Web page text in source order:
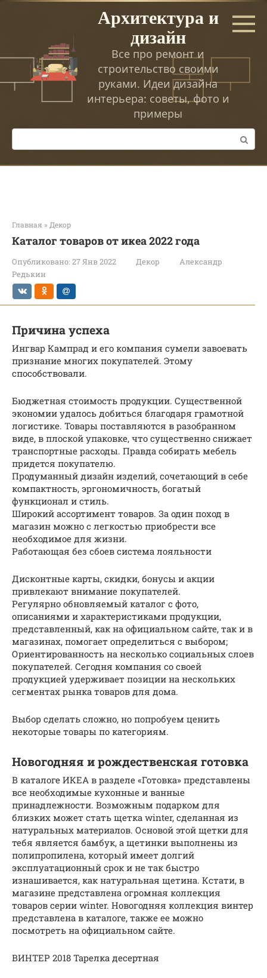
Перейти
Архитектура и
дизайн
Все про ремонт и
строительство своими
руками. Идеи дизайна
интерьера: советы, фото и
примеры
Поиск:
Главная » Декор
Каталог товаров от икеа 2022 года
Опубликовано: 27 Янв 2022 Декор
Александр
Редькин
Причина успеха
Ингвар Кампрад и его компания сумели завоевать
признание многих покупателей. Этому
способствовали.
Бюджетная стоимость продукции. Существенной
экономии удалось добиться благодаря грамотной
логистике. Товары поставляются в разобранном
виде, в плоской упаковке, что существенно снижает
транспортные расходы. Правда собирать мебель
придется покупателю.
Продуманный дизайн изделий, сочетающий в себе
компактность, эргономичность, богатый
функционал и стиль.
Широкий ассортимент товаров. За один поход в
магазин можно с легкостью приобрести все
необходимое для жизни.
Работающая без сбоев система лояльности
Дисконтные карты, скидки, бонусы и акции
привлекают внимание покупателей.
Регулярно обновляемый каталог с фото,
описаниями и характеристиками продукции,
представленный, как на официальном сайте, так и в
магазинах, помогает определиться с выбором;
Ориентированность на несколько социальных слоев
покупателей. Сегодня компания со своей
продукцией удерживает позиции на нескольких
сегментах рынка товаров для дома.
Выбор сделать сложно, но попробуем ценить
некоторые товары по категориям.
Новогодняя и рождественская готовка
В каталоге ИКЕА в разделе «Готовка» представлены
все необходимые кухонные и ванные
принадлежности. Возможным подарком для
близких может стать щетка winter, сделанная из
натуральных материалов. Основой этой щетки для
тебя является бамбук, а щетинки выполнены из
полипропилена, который имеет долгий
эксплуатационный срок и не так быстро
изнашивается, как натуральная щетина. Кстати, в
магазине представлена огромная коллекция
товаров серии winter. Новогодняя коллекция винтер
представлена в каталоге, также ее можно
посмотреть на официальном сайте.
ВИНТЕР 2018 Тарелка десертная